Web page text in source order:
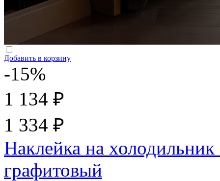
Добавить в корзину
-15%
1 134 ₽
1 334 ₽
Наклейка на
графитовый